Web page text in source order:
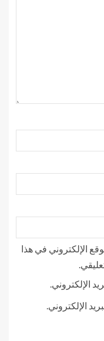
الإلكتروني في هذا
الإلكتروني.
الإلكتروني.